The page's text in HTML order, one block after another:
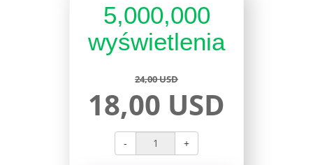
5,000,000
wyświetlenia
24,00 USD
18,00 USD
- +